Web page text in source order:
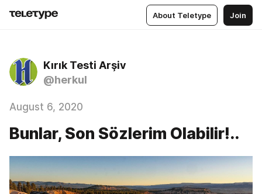
About Teletype Join
Kırık Testi Arşiv
@herkul
August 6, 2020
Bunlar, Son Sözlerim Olabilir!..